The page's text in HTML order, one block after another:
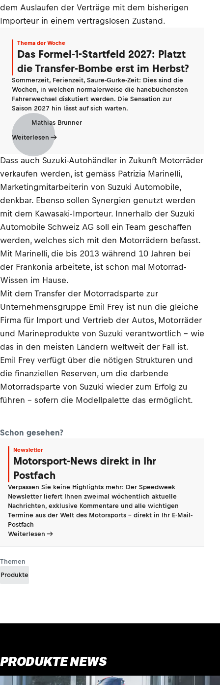
dem Auslaufen der Verträge mit dem bisherigen
Importeur in einem vertragslosen Zustand.
Thema der Woche
Das Formel-1-Startfeld 2027: Platzt
die Transfer-Bombe erst im Herbst?
Sommerzeit, Ferienzeit, Saure-Gurke-Zeit: Dies sind die
Wochen, in welchen normalerweise die hanebüchensten
Fahrerwechsel diskutiert werden. Die Sensation zur
Saison 2027 hin lässt auf sich warten.
Mathias Brunner
Weiterlesen
Dass auch Suzuki-Autohändler in Zukunft Motorräder
verkaufen werden, ist gemäss Patrizia Marinelli,
Marketingmitarbeiterin von Suzuki Automobile,
denkbar. Ebenso sollen Synergien genutzt werden
mit dem Kawasaki-Importeur. Innerhalb der Suzuki
Automobile Schweiz AG soll ein Team geschaffen
werden, welches sich mit den Motorrädern befasst.
Mit Marinelli, die bis 2013 während 10 Jahren bei
der Frankonia arbeitete, ist schon mal Motorrad-
Wissen im Hause.
Mit dem Transfer der Motorradsparte zur
Unternehmensgruppe Emil Frey ist nun die gleiche
Firma für Import und Vertrieb der Autos, Motorräder
und Marineprodukte von Suzuki verantwortlich – wie
das in den meisten Ländern weltweit der Fall ist.
Emil Frey verfügt über die nötigen Strukturen und
die finanziellen Reserven, um die darbende
Motorradsparte von Suzuki wieder zum Erfolg zu
führen – sofern die Modellpalette das ermöglicht.
Schon gesehen?
Newsletter
Motorsport-News direkt in Ihr
Postfach
Verpassen Sie keine Highlights mehr: Der Speedweek
Newsletter liefert Ihnen zweimal wöchentlich aktuelle
Nachrichten, exklusive Kommentare und alle wichtigen
Termine aus der Welt des Motorsports - direkt in Ihr E-Mail-
Postfach
Weiterlesen
Themen
Produkte
PRODUKTE NEWS